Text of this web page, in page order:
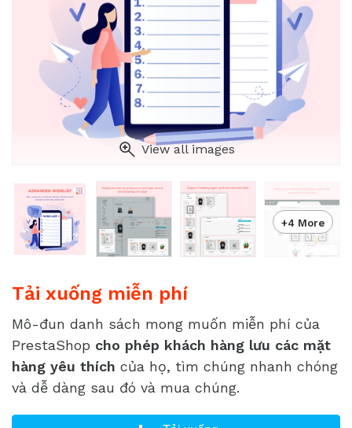
View all images
+4 More
Tải xuống miễn phí
Mô-đun danh sách mong muốn miễn phí của
PrestaShop cho phép khách hàng lưu các mặt
hàng yêu thích của họ, tìm chúng nhanh chóng
và dễ dàng sau đó và mua chúng.